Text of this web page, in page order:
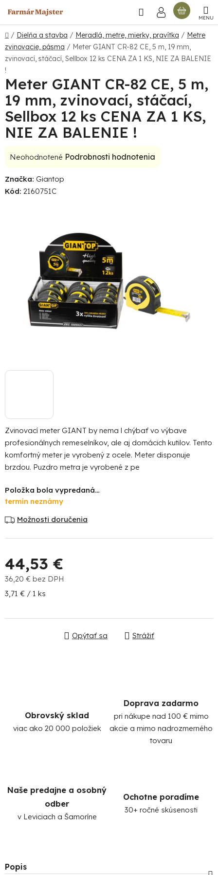
na
obsah
Hľadať
Domov
/ Dielňa a stavba / Meradlá, metre, mierky, pravítka / Metre
zvinovacie, pásma / Meter GIANT CR-82 CE, 5 m, 19 mm,
zvinovací, stáčací, Sellbox 12 ks CENA ZA 1 KS, NIE ZA BALENIE
!
Zvinovací meter GIANT by nema l chýbať vo výbave
profesionálnych remeselníkov, ale aj domácich kutilov. Tento
komfortný meter je vyrobený z ocele. Meter disponuje
brzdou. Puzdro metra je vyrobené z pe
Položka bola vypredaná…
termín neznámy
Možnosti doručenia
44,53 €
36,20 € bez DPH
Jednotková cena:
3,71 € / 1 ks
Opýtať sa Strážiť
Obrovský sklad
viac ako 20 000 položiek
Doprava zadarmo
pri nákupe nad 100 € mimo
akcie a mimo nadrozmerného
tovaru
Naše predajne a osobný
odber
v Leviciach a Šamoríne
Ochotne poradíme
30+ ročné skúsenosti
Meter GIANT CR-82 CE, 5 m,
19 mm, zvinovací, stáčací,
Sellbox 12 ks CENA ZA 1 KS,
NIE ZA BALENIE !
Priemerné
produktu
je
Neohodnotené Podrobnosti hodnotenia
Značka: Giantop
Kód: 2160751C
Popis